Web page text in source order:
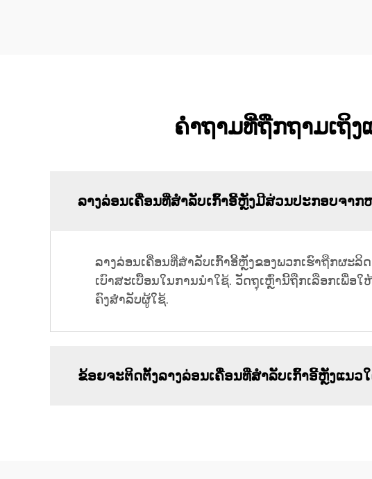
ຄຳຖາມທີ່ຖືກຖາມເຖິ
ລາງລ່ອນເຄື່ອນທີ່ສຳລັບເກົ້າອີ້ຫຼັງມີສ່ວນປະກອບຈາກ
ລາງລ່ອນເຄື່ອນທີ່ສຳລັບເກົ້າອີ້ຫຼັງຂອງພວກເຮົາຖືກຜະ
ເບົາສະເບື້ອນໃນການນຳໃຊ້. ວັດຖຸເຫຼົ່ານີ້ຖືກເລືອກເພື່
ຄົງສຳລັບຜູ້ໃຊ້.
ຂ້ອຍຈະຕິດຕັ້ງລາງລ່ອນເຄື່ອນທີ່ສຳລັບເກົ້າອີ້ຫຼັງແນວ